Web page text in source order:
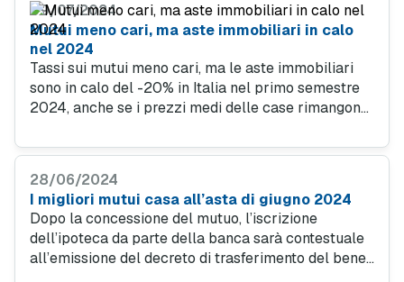
09/07/2024
Mutui meno cari, ma aste immobiliari in calo
nel 2024
Tassi sui mutui meno cari, ma le aste immobiliari
sono in calo del -20% in Italia nel primo semestre
2024, anche se i prezzi medi delle case rimangono
un’abitazione, ecco come trovare le offerte mutuo
28/06/2024
I migliori mutui casa all’asta di giugno 2024
Dopo la concessione del mutuo, l’iscrizione
dell’ipoteca da parte della banca sarà contestuale
all’emissione del decreto di trasferimento del bene